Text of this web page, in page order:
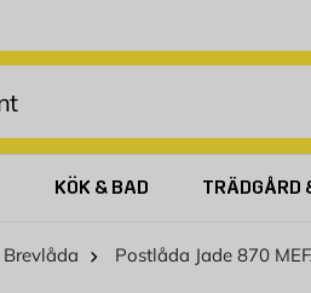
KÖK & BAD TRÄDGÅRD
Brevlåda Postlåda Jade 870